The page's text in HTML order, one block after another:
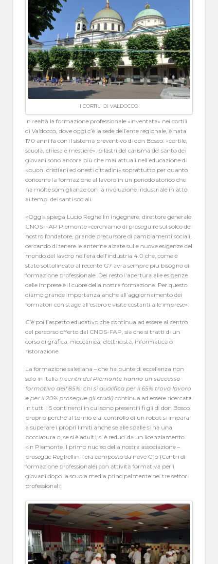
I CORTILI DI VALDOCCO
In realtà la formazione professionale «inventata» nei cortili
di Valdocco, dove oggi c’è la sede dell’ente regionale, è nata
170 anni fa con il sistema preventivo di don Bosco: «cortile,
scuola, chiesa e mestiere», pilastri del carisma del santo dei
giovani sono ancora più che mai attuali nell’educazione di
«buoni cristiani ed onesti cittadini» soprattutto per quanto
concerne la formazione al lavoro in un periodo storico che
ha molte somiglianze con la rivoluzione industriale in atto
ai tempi dei santi sociali.
«Oggi» spiega Lucio Reghellin ingegnere, direttore generale
CNOS-FAP Piemonte «cerchiamo di proseguire sul solco del
nostro fondatore, grande precursore di cambiamenti sociali,
cercando di tenere le antenne alzate sulle nuove esigenze del
mondo del lavoro nell’era dell’industria 4.0 che, come è
stato sottolineato al recente G7 avrà sempre più bisogno di
formazione professionale. Del resto l’apertura alle esigenze
delle imprese è il cuore della nostra formazione. Per questo
diamo grande importanza anche all’aggiornamento dei
formatori con stage all’estero e visite costanti alle imprese».
C’è poi l’aspetto educativo che continua ad essere al centro
del percorso offerto dal CNOS-FAP, sia che si tratti di un
corso di grafica, meccanica, elettricista, informatica o
ristorazione.
La formazione salesiana – che ha punte di eccellenza non
solo in Italia (i centri del Piemonte hanno un successo
formativo dell’85%: chi si qualifica per il 65% trova lavoro
e per il 20% prosegue gli studi)continua ad essere ricercata
in tutti i 5 continenti in cui sono presenti i fi gli di don Bosco
proprio perché al tornio o al controllo di un robot si impara
a superare i propri limiti anche se alle spalle si ha una
bocciatura o, se si è adulti, si è reduci da un licenziamento.
«In Piemonte il primo nucleo della nostra associazione –
prosegue Reghellin – era composto da nove Cfp (Centri di
formazione professionale) con attività formativa per i
giovani dopo la scuola media principalmente nei tre settori
professionali: